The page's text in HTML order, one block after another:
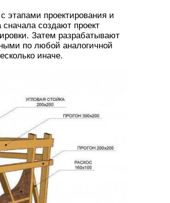
этапами проектирования и
создают проект
Затем разрабатывают
по любой аналогичной
иначе.